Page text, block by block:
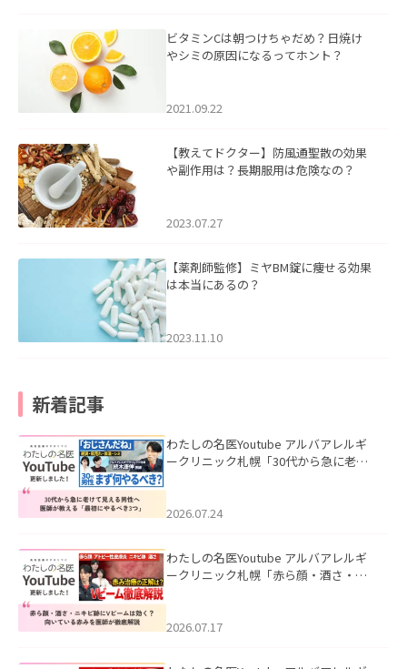
ビタミンCは朝つけちゃだめ？日焼け
やシミの原因になるってホント？
2021.09.22
【教えてドクター】防風通聖散の効果
や副作用は？長期服用は危険なの？
2023.07.27
【薬剤師監修】ミヤBM錠に痩せる効果
は本当にあるの？
2023.11.10
新着記事
わたしの名医Youtube アルバアレルギ
ークリニック札幌「30代から急に老け
た。
2026.07.24
わたしの名医Youtube アルバアレルギ
ークリニック札幌「赤ら顔・酒さ・ニ
した。
2026.07.17